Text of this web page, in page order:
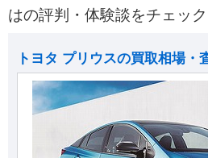
はの評判・体験談をチェック
トヨタ プリウスの買取相場・